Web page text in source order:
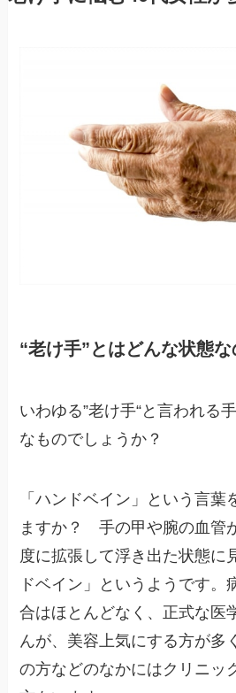
“老け手”とはどんな状態な
いわゆる”老け手“と言われる
なものでしょうか？
「ハンドベイン 」という言葉
ますか？ 手の甲や腕の血管
度に拡張して浮き出た状態に
ドベイン」というようです。
合はほとんどなく、正式な医
んが、美容上気にする方が多
の方などのなかにはクリニッ